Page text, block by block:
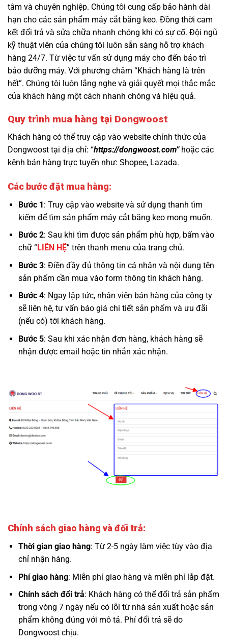
tâm và chuyên nghiệp. Chúng tôi cung cấp bảo hành dài
hạn cho các sản phẩm máy cắt băng keo. Đồng thời cam
kết đổi trả và sửa chữa nhanh chóng khi có sự cố. Đội ngũ
kỹ thuật viên của chúng tôi luôn sẵn sàng hỗ trợ khách
hàng 24/7. Từ việc tư vấn sử dụng máy cho đến bảo trì
bảo dưỡng máy. Với phương châm “Khách hàng là trên
hết”. Chúng tôi luôn lắng nghe và giải quyết mọi thắc mắc
của khách hàng một cách nhanh chóng và hiệu quả.
Quy trình mua hàng tại Dongwoost
Khách hàng có thể truy cập vào website chính thức của
Dongwoost tại địa chỉ: “https://dongwoost.com”hoặc các
kênh bán hàng trực tuyến như: Shopee, Lazada.
Các bước đặt mua hàng:
Bước 1: Truy cập vào website và sử dụng thanh tìm
kiếm để tìm sản phẩm máy cắt băng keo mong muốn.
Bước 2: Sau khi tìm được sản phẩm phù hợp, bấm vào
chữ “LIÊN HỆ” trên thanh menu của trang chủ.
Bước 3: Điền đầy đủ thông tin cá nhân và nội dung tên
sản phẩm cần mua vào form thông tin khách hàng.
Bước 4: Ngay lập tức, nhân viên bán hàng của công ty
sẽ liên hệ, tư vấn báo giá chi tiết sản phẩm và ưu đãi
(nếu có) tới khách hàng.
Bước 5: Sau khi xác nhận đơn hàng, khách hàng sẽ
nhận được email hoặc tin nhắn xác nhận.
Chính sách giao hàng và đổi trả:
Thời gian giao hàng: Từ 2-5 ngày làm việc tùy vào địa
chỉ nhận hàng.
Phí giao hàng: Miễn phí giao hàng và miễn phí lắp đặt.
Chính sách đổi trả: Khách hàng có thể đổi trả sản phẩm
trong vòng 7 ngày nếu có lỗi từ nhà sản xuất hoặc sản
phẩm không đúng với mô tả. Phí đổi trả sẽ do
Dongwoost chịu.